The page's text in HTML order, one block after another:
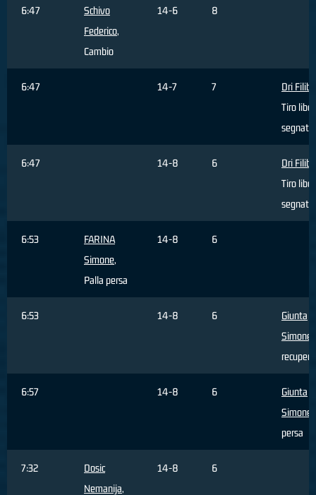
6:47
Schivo
Federico,
Cambio
14-6 8
6:47 14-7 7
Dri
Tiro
segnato
6:47 14-8 6
Dri
Tiro
segnato
6:53
FARINA
Simone,
Palla persa
14-8 6
6:53 14-8 6
Giunta
Simone
6:57 14-8 6
Giunta
Simone
persa
7:32
Dosic
Nemanija,
14-8 6